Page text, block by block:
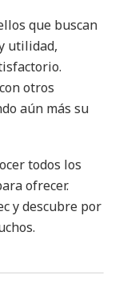
que buscan
utilidad,
otros
aún más su
todos los
ofrecer.
y descubre por